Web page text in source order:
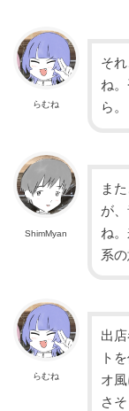
らむね
そ
ね
ら。
ShimMyan
ま
が
ね
系
らむね
出
ト
オ
さ